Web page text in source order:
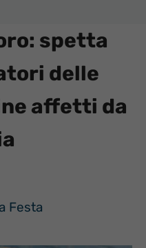
spetta
delle
affetti da
Festa